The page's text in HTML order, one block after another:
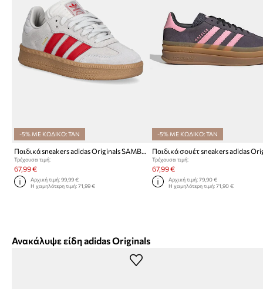
-5% ΜΕ ΚΩΔΙΚΟ: TAN
Παιδικά sneakers adidas Originals SAMBA XLG
Τρέχουσα τιμή:
67,99 €
Αρχική τιμή:99,99 €
Η χαμηλότερη τιμή:71,99 €
-5% ΜΕ ΚΩΔΙΚΟ: TAN
Τρέχουσα τιμή:
67,99 €
Αρχική τιμή: 79,90 €
Η χαμηλότερη τιμή: 71,90 €
Ανακάλυψε είδη adidas Originals